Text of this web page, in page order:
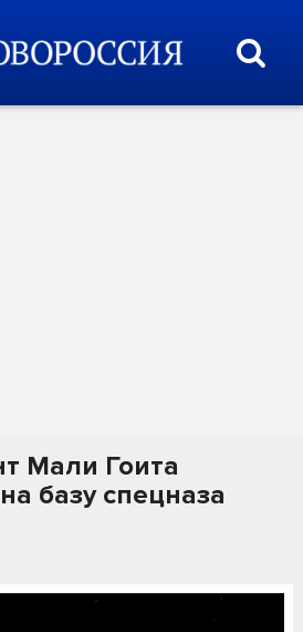
Мали Гоита
базу спецназа